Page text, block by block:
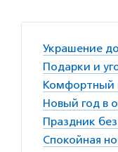
Украшение
Подарки и
Комфортный
Новый год в
Праздник
Спокойная